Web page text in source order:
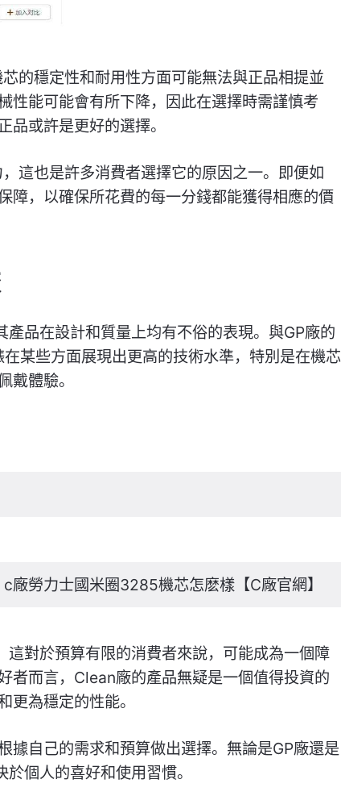
的穩定性和耐用性方面可能無法與正品相提並
性能可能會有所下降，因此在選擇時需謹慎考
品或許是更好的選擇。
這也是許多消費者選擇它的原因之一。即便如
障，以確保所花費的每一分錢都能獲得相應的價
品在設計和質量上均有不俗的表現。與GP廠的
某些方面展現出更高的技術水準，特別是在機芯
戴體驗。
c廠勞力士國米圈3285機芯怎麽樣【C廠官網】
對於預算有限的消費者來說，可能成為一個障
者而言，Clean廠的產品無疑是一個值得投資的
更為穩定的性能。
據自己的需求和預算做出選擇。無論是GP廠還是
個人的喜好和使用習慣。